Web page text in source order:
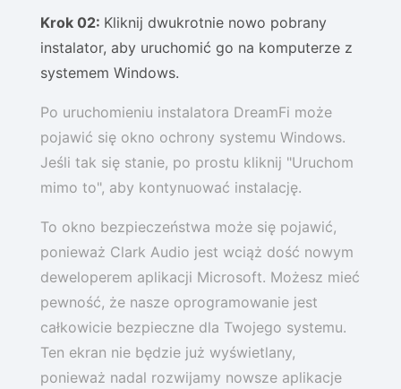
Krok 02: Kliknij dwukrotnie nowo pobrany
instalator, aby uruchomić go na komputerze z
systemem Windows.
Po uruchomieniu instalatora DreamFi może
pojawić się okno ochrony systemu Windows.
Jeśli tak się stanie, po prostu kliknij "Uruchom
mimo to", aby kontynuować instalację.
To okno bezpieczeństwa może się pojawić,
ponieważ Clark Audio jest wciąż dość nowym
deweloperem aplikacji Microsoft. Możesz mieć
pewność, że nasze oprogramowanie jest
całkowicie bezpieczne dla Twojego systemu.
Ten ekran nie będzie już wyświetlany,
ponieważ nadal rozwijamy nowsze aplikacje